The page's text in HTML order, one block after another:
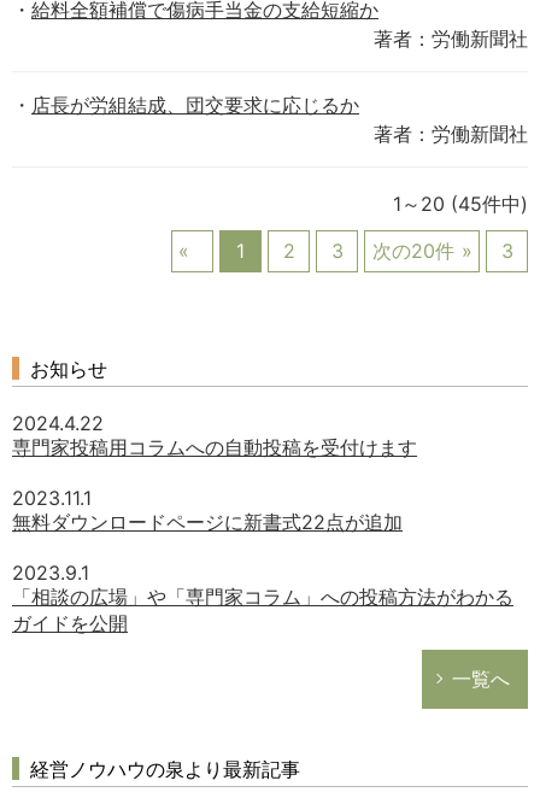
給料全額補償で傷病手当金の支給短縮か
著者：労働新聞社
店長が労組結成、団交要求に応じるか
著者：労働新聞社
1～20 (45件中)
1
2 3 次の20件 3
お知らせ
2024.4.22
専門家投稿用コラムへの自動投稿を受付けます
2023.11.1
無料ダウンロードページに新書式22点が追加
2023.9.1
「相談の広場」や「専門家コラム」への投稿方法がわかる
ガイドを公開
一覧へ
経営ノウハウの泉より最新記事